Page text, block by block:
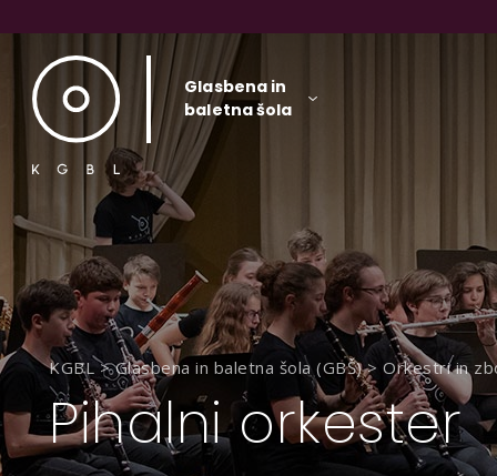
Glasbena in
baletna šola
KGBL>Glasbena in baletna šola (GBŠ)> Orkestri in
Pihalni orkester